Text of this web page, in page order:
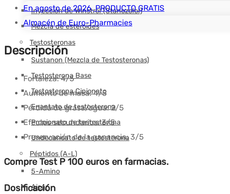
Inyección de Winstrol (Stanozolol)
Mezcla de esteroides
Testosteronas
Sustanon (Mezcla de Testosteronas)
Testosterona Base
Testosterona Cipionato
Enantato de testosterona
Propionato de testosterona
Undecanoato de testosterona
Péptidos (A-L)
5-Amino
Aicar
En agosto de 2026, PRODUCTO GRATIS
Almacén de Euro-Pharmacies
Descripción
Fortaleza:4/5
Aumento de masa:4/5
Pérdida de grasa/agua:2/5
Efectos secundarios:3/5
Preservación de la ganancia:3/5
Compre Test P 100 euros en farmacias.
Dosificación